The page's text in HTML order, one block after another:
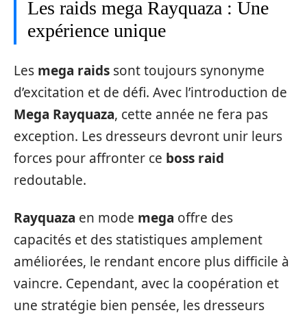
Les raids mega Rayquaza : Une
expérience unique
Les mega raids sont toujours synonyme
d’excitation et de défi. Avec l’introduction de
Mega Rayquaza, cette année ne fera pas
exception. Les dresseurs devront unir leurs
forces pour affronter ce boss raid
redoutable.
Rayquaza en mode mega offre des
capacités et des statistiques amplement
améliorées, le rendant encore plus difficile à
vaincre. Cependant, avec la coopération et
une stratégie bien pensée, les dresseurs